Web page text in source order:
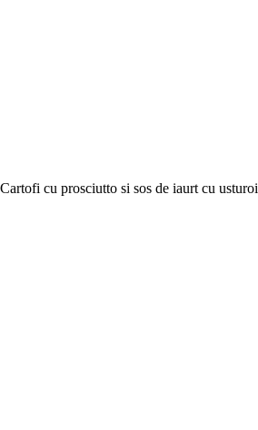
Cartofi cu prosciutto si sos de iaurt cu usturoi